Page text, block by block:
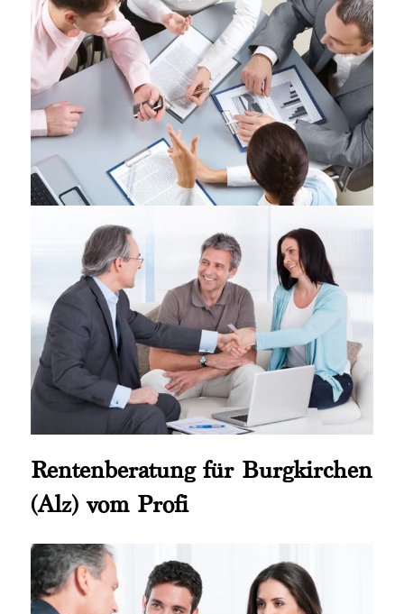
Rentenberatung für Burgkirchen
(Alz) vom Profi